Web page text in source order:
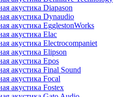
акустика Diapason
акустика Dynaudio
акустика EgglestonWorks
акустика Elac
акустика Electrocompaniet
акустика Elipson
акустика Epos
акустика Final Sound
акустика Focal
акустика Fostex